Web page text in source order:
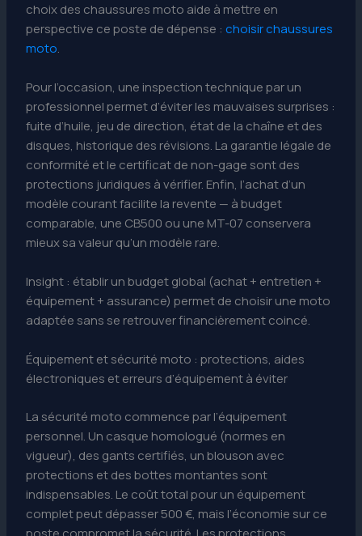
choix des chaussures moto aide à mettre en
perspective ce poste de dépense :choisir chaussures
moto.
Pour l’occasion, une inspection technique par un
professionnel permet d’éviter les mauvaises surprises :
fuite d’huile, jeu de direction, état de la chaîne et des
disques, historique des révisions. La garantie légale de
conformité et le certificat de non-gage sont des
protections juridiques à vérifier. Enfin, l’achat d’un
modèle courant facilite la revente — à budget
comparable, une CB500 ou une MT-07 conservera
mieux sa valeur qu’un modèle rare.
Insight : établir un budget global (achat + entretien +
équipement + assurance) permet de choisir une moto
adaptée sans se retrouver financièrement coincé.
Équipement et sécurité moto : protections, aides
électroniques et erreurs d’équipement à éviter
La sécurité moto commence par l’équipement
personnel. Un casque homologué (normes en
vigueur), des gants certifiés, un blouson avec
protections et des bottes montantes sont
indispensables. Le coût total pour un équipement
complet peut dépasser 500 €, mais l’économie sur ce